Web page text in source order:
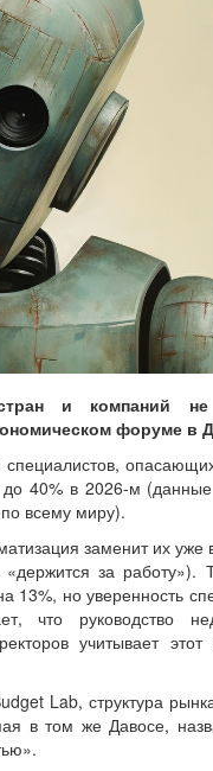
и компаний
форуме в
до 40% в 2026-м
всему миру).
заменит их
за работу»).
13%, но уверенность
что руководство
учитывает
Lab, структура
в том же Давосе,